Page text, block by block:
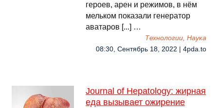
героев, арен и режимов, в нём
мельком показали генератор
аватаров [...] …
Технологии, Наука
08:30, Сентябрь 18, 2022 | 4pda.to
Journal of Hepatology: жирная
еда вызывает ожирение